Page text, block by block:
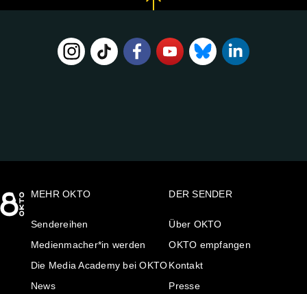
MEHR OKTO
Sendereihen
Medienmacher*in werden
Die Media Academy bei OKTO
News
DER SENDER
Über OKTO
OKTO empfangen
Kontakt
Presse